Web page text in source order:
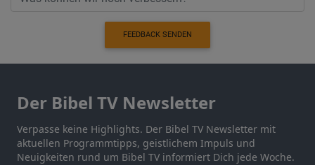
FEEDBACK SENDEN
Der Bibel TV Newsletter
Verpasse keine Highlights. Der Bibel TV Newsletter mit
aktuellen Programmtipps, geistlichem Impuls und
Neuigkeiten rund um Bibel TV informiert Dich jede Woche.